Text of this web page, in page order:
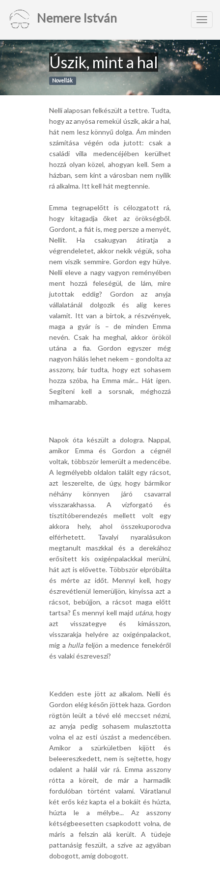
Nemere István
Úszik, mint a hal
Novellák
Nelli alaposan felkészült a tettre. Tudta,
hogy az anyósa remekül úszik, akár a hal,
hát nem lesz könnyű dolga. Ám minden
számítása végén oda jutott: csak a
családi villa medencéjében kerülhet
hozzá olyan közel, ahogyan kell. Sem a
házban, sem kint a városban nem nyílik
rá alkalma. Itt kell hát megtennie.
Emma tegnapelőtt is célozgatott rá,
hogy kitagadja őket az örökségből.
Gordont, a fiát is, meg persze a menyét,
Nellit. Ha csakugyan átíratja a
végrendeletet, akkor nekik végük, soha
nem viszik semmire. Gordon egy hülye.
Nelli eleve a nagy vagyon reményében
ment hozzá feleségül, de lám, mire
jutottak eddig? Gordon az anyja
vállalatánál dolgozik és alig keres
valamit. Itt van a birtok, a részvények,
maga a gyár is – de minden Emma
nevén. Csak ha meghal, akkor örököl
utána a fia. Gordon egyszer még
nagyon hálás lehet nekem – gondolta az
asszony, bár tudta, hogy ezt sohasem
hozza szóba, ha Emma már... Hát igen.
Segíteni kell a sorsnak, méghozzá
mihamarabb.
Napok óta készült a dologra. Nappal,
amikor Emma és Gordon a cégnél
voltak, többször lemerült a medencébe.
A legmélyebb oldalon talált egy rácsot,
azt leszerelte, de úgy, hogy bármikor
néhány könnyen járó csavarral
visszarakhassa. A vízforgató és
tisztítóberendezés mellett volt egy
akkora hely, ahol összekuporodva
elférhetett. Tavalyi nyaralásukon
megtanult maszkkal és a derekához
erősített kis oxigénpalackkal merülni,
hát azt is elővette. Többször elpróbálta
és mérte az időt. Mennyi kell, hogy
észrevétlenül lemerüljön, kinyissa azt a
rácsot, bebújjon, a rácsot maga előtt
tartsa? És mennyi kell majd utána,hogy
azt visszategye és kimásszon,
visszarakja helyére az oxigénpalackot,
míg a hullafeljön a medence fenekéről
és valaki észreveszi?
Kedden este jött az alkalom. Nelli és
Gordon elég későn jöttek haza. Gordon
rögtön leült a tévé elé meccset nézni,
az anyja pedig sohasem mulasztotta
volna el az esti úszást a medencében.
Amikor a szürkületben kijött és
beleereszkedett, nem is sejtette, hogy
odalent a halál vár rá. Emma asszony
rótta a köreit, de már a harmadik
fordulóban történt valami. Váratlanul
két erős kéz kapta el a bokáit és húzta,
húzta le a mélybe... Az asszony
kétségbeesetten csapkodott volna, de
máris a felszín alá került. A tüdeje
pattanásig feszült, a szíve az agyában
dobogott, amíg dobogott.